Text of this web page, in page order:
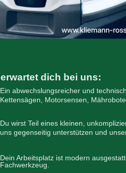
erwartet dich bei uns:
Ein abwechslungsreicher und
Kettensägen, Motorsensen,
Du wirst Teil eines kleinen,
uns gegenseitig unterstützen und
Dein Arbeitsplatz ist modern
Fachwerkzeug.